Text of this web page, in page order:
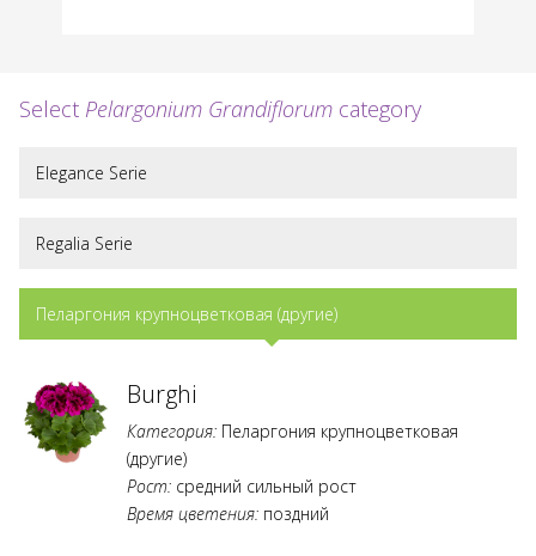
Select Pelargonium Grandiflorum category
Elegance Serie
Regalia Serie
Пеларгония крупноцветковая (другие)
Burghi
Категория: Пеларгония крупноцветковая
(другие)
Рост: средний сильный рост
Время цветения: поздний